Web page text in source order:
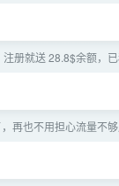
册就送 28.8$余额，
再也不用担心流量不够